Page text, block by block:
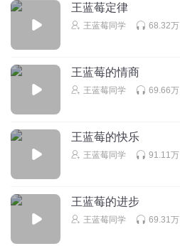
王蓝莓定律
王蓝莓同学 68.32万
王蓝莓的情商
王蓝莓同学 69.66万
王蓝莓的快乐
王蓝莓同学 91.11万
王蓝莓的进步
王蓝莓同学 69.31万